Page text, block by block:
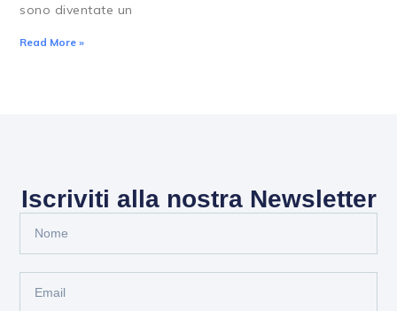
sono diventate un
Read More »
Iscriviti alla nostra Newsletter